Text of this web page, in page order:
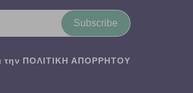
Subscribe
την ΠΟΛΙΤΙΚΗ ΑΠΟΡΡΗΤΟΥ